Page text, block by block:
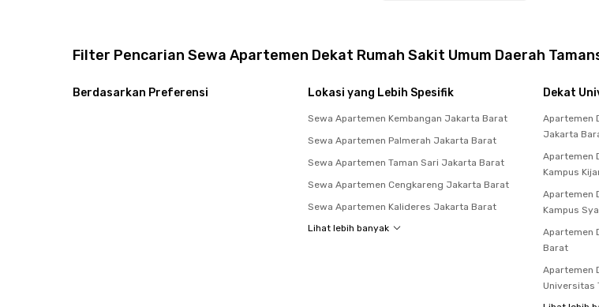
Filter Pencarian Sewa Apartemen Dekat Rumah Sakit Umum Daerah
Berdasarkan Preferensi Lokasi yang Lebih Spesifik
Sewa Apartemen Kembangan Jakarta Barat
Sewa Apartemen Palmerah Jakarta Barat
Sewa Apartemen Taman Sari Jakarta Barat
Sewa Apartemen Cengkareng Jakarta Barat
Sewa Apartemen Kalideres Jakarta Barat
Lihat lebih banyak
Dekat
Apartemen
Jakarta
Apartemen
Kampus
Apartemen
Kampus
Apartemen
Barat
Apartemen
Universitas